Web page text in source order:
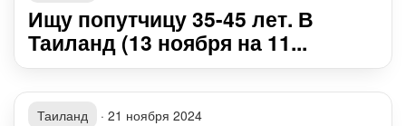
Ищу попутчицу 35-45 лет. В
Таиланд (13 ноября на 11...
Таиланд · 21 ноября 2024